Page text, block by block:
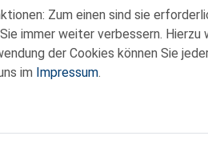
Zum einen sind sie
immer weiter verbessern.
der Cookies können Sie
im Impressum.